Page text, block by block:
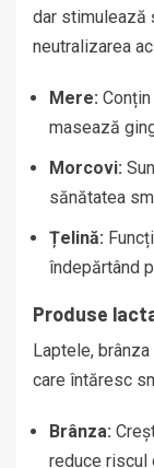
dar stimulează
neutralizarea
Mere:
masează
Morcovi:
sănătatea
Țelină:
îndepărtând
Produse
Laptele,
care întăresc
Brânza:
reduce riscul